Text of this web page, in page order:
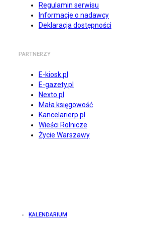
Regulamin serwisu
Informacje o nadawcy
Deklaracja dostępności
PARTNERZY
E-kiosk.pl
E-gazety.pl
Nexto.pl
Mała księgowość
Kancelarierp.pl
Wieści Rolnicze
Życie Warszawy
KALENDARIUM